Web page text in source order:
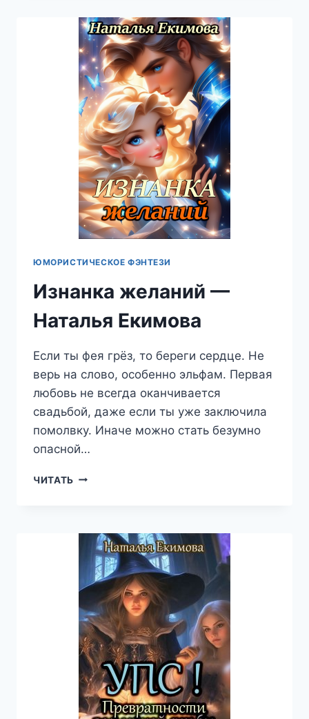
ПЛАМЯ
—
НАТАЛЬЯ
ЕКИМОВА
ЮМОРИСТИЧЕСКОЕ ФЭНТЕЗИ
Изнанка желаний —
Наталья Екимова
Если ты фея грёз, то береги сердце. Не
верь на слово, особенно эльфам. Первая
любовь не всегда оканчивается
свадьбой, даже если ты уже заключила
помолвку. Иначе можно стать безумно
опасной…
ЧИТАТЬ ИЗНАНКА
ЕКИМОВА